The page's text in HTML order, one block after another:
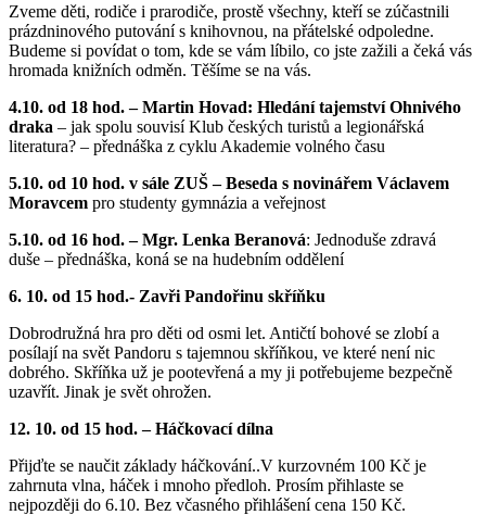
Zveme děti, rodiče i prarodiče, prostě všechny, kteří se zúčastnili
prázdninového putování s knihovnou, na přátelské odpoledne.
Budeme si povídat o tom, kde se vám líbilo, co jste zažili a čeká vás
hromada knižních odměn. Těšíme se na vás.
4.10. od 18 hod. – Martin Hovad: Hledání tajemství Ohnivého
draka – jak spolu souvisí Klub českých turistů a legionářská
literatura? – přednáška z cyklu Akademie volného času
5.10. od 10 hod. v sále ZUŠ – Beseda s novinářem Václavem
Moravcem pro studenty gymnázia a veřejnost
5.10. od 16 hod. – Mgr. Lenka Beranová: Jednoduše zdravá
duše – přednáška, koná se na hudebním oddělení
6. 10. od 15 hod.- Zavři Pandořinu skříňku
Dobrodružná hra pro děti od osmi let. Antičtí bohové se zlobí a
posílají na svět Pandoru s tajemnou skříňkou, ve které není nic
dobrého. Skříňka už je pootevřená a my ji potřebujeme bezpečně
uzavřít. Jinak je svět ohrožen.
12. 10. od 15 hod. – Háčkovací dílna
Přijďte se naučit základy háčkování..V kur­zovném 100 Kč je
zahrnuta vlna, háček i mnoho předloh. Prosím přihlaste se
nejpozději do 6.10. Bez včasného přihlášení cena 150 Kč.